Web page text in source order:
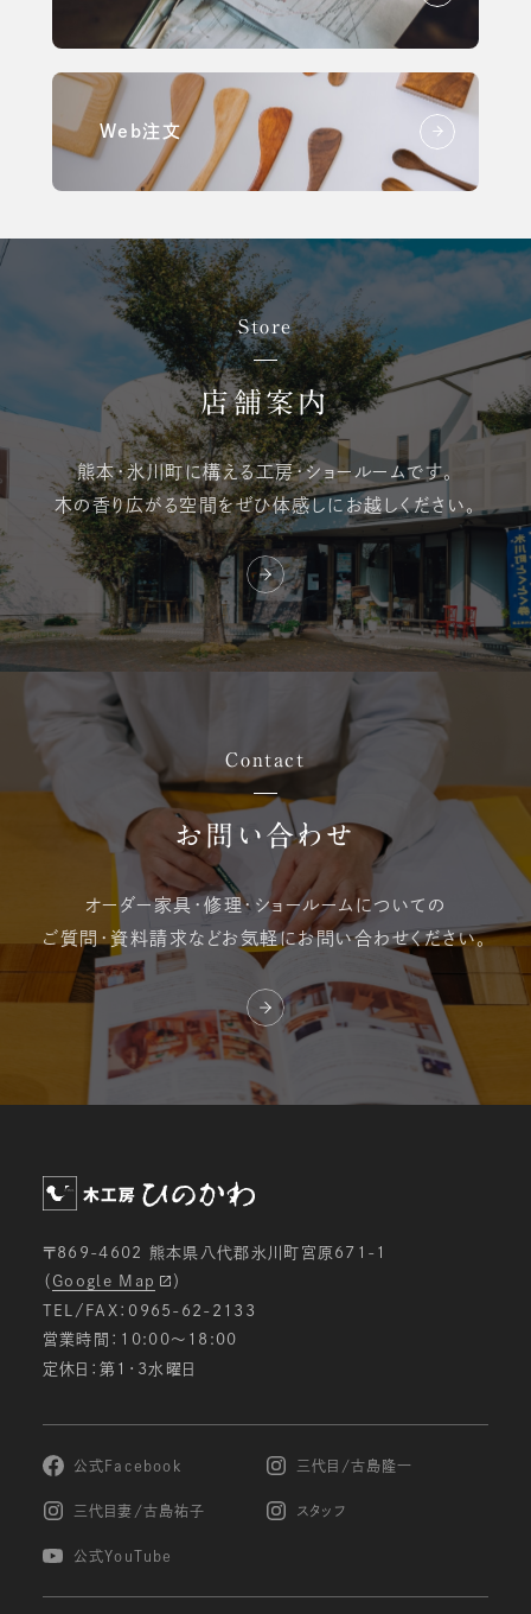
Web注文
Store
店舗案内
熊本・氷川町に構える工房・ショールームです。
木の香り広がる空間をぜひ体感しにお越しください。
Contact
お問い合わせ
オーダー家具・修理・ ショールームについての
ご質問・資料請求などお気軽にお問い合わせください。
〒869-4602 熊本県八代郡氷川町宮原671-1
（ Google Map
）
TEL/FAX：0965-62-2133
営業時間：10:00〜18:00
定休日：第1・3水曜日
公式Facebook 三代目/古島隆一
三代目妻/古島祐子 スタッフ
公式YouTube